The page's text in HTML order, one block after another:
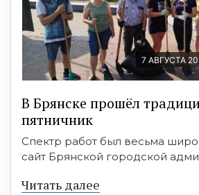
7 АВГУСТА
В Брянске прошёл
пятничник
Спектр работ был весьма
сайт Брянской городской
Читать далее